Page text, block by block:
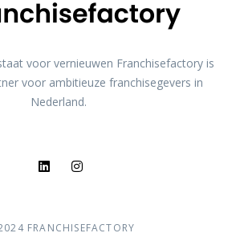
voor vernieuwen Franchisefactory is
voor ambitieuze franchisegevers in
Nederland.
FRANCHISEFACTORY